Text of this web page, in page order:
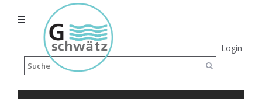
Login